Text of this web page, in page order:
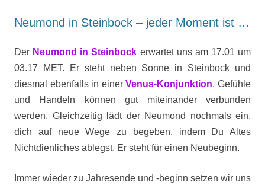
Neumond in Steinbock – jeder Moment ist …
Der Neumond in Steinbock erwartet uns am 17.01 um
03.17 MET. Er steht neben Sonne in Steinbock und
diesmal ebenfalls in einerVenus-Konjunktion. Gefühle
und Handeln können gut miteinander verbunden
werden. Gleichzeitig lädt der Neumond nochmals ein,
dich auf neue Wege zu begeben, indem Du Altes
Nichtdienliches ablegst. Er steht für einen Neubeginn.
Immer wieder zu Jahresende und -beginn setzen wir uns